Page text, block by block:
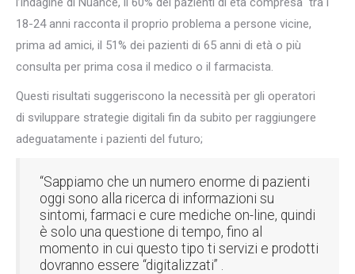
18-24 anni racconta il proprio problema a persone vicine,
prima ad amici, il 51% dei pazienti di 65 anni di età o più
consulta per prima cosa il medico o il farmacista.
Questi risultati suggeriscono la necessità per gli operatori
di sviluppare strategie digitali fin da subito per raggiungere
adeguatamente i pazienti del futuro;
“Sappiamo che un numero enorme di pazienti
oggi sono alla ricerca di informazioni su
sintomi, farmaci e cure mediche on-line, quindi
è solo una questione di tempo, fino al
momento in cui questo tipo ti servizi e prodotti
dovranno essere “digitalizzati” .